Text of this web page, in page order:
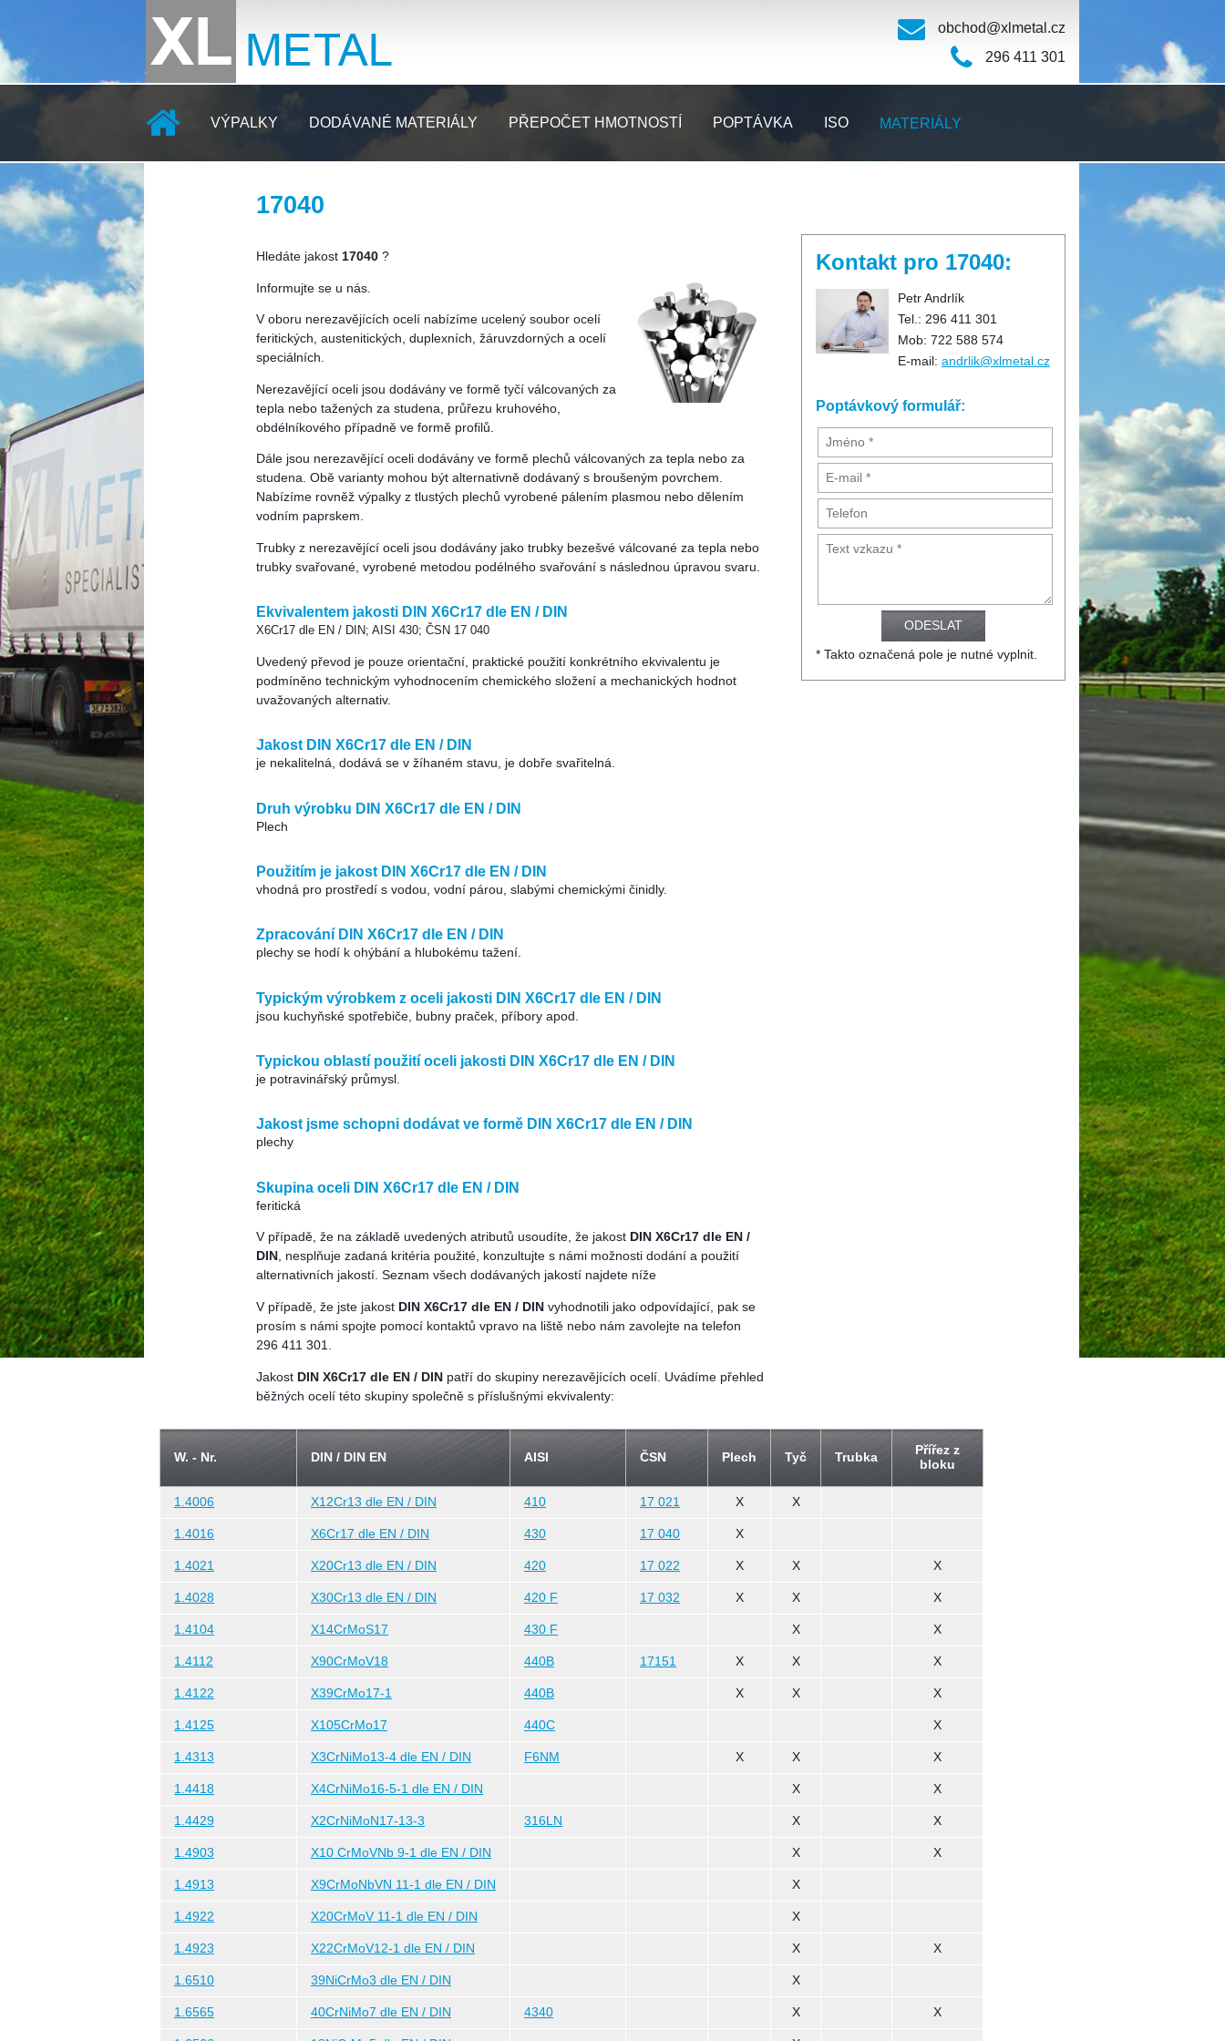
obchod@xlmetal.cz
296 411 301
VÝPALKY DODÁVANÉ MATERIÁLY PŘEPOČET HMOTNOSTÍ POPTÁVKA ISO MATERIÁLY
17040
Hledáte jakost 17040 ?
Informujte se u nás.
V oboru nerezavějících ocelí nabízíme ucelený soubor ocelí
feritických, austenitických, duplexních, žáruvzdorných a ocelí
speciálních.
Nerezavějící oceli jsou dodávány ve formě tyčí válcovaných za
tepla nebo tažených za studena, průřezu kruhového,
obdélníkového případně ve formě profilů.
Dále jsou nerezavějící oceli dodávány ve formě plechů válcovaných za tepla nebo za
studena. Obě varianty mohou být alternativně dodávaný s broušeným povrchem.
Nabízíme rovněž výpalky z tlustých plechů vyrobené pálením plasmou nebo dělením
vodním paprskem.
Trubky z nerezavějící oceli jsou dodávány jako trubky bezešvé válcované za tepla nebo
trubky svařované, vyrobené metodou podélného svařování s následnou úpravou svaru.
Ekvivalentem jakosti DIN X6Cr17 dle EN / DIN
X6Cr17 dle EN / DIN; AISI 430; ČSN 17 040
Uvedený převod je pouze orientační, praktické použití konkrétního ekvivalentu je
podmíněno technickým vyhodnocením chemického složení a mechanických hodnot
uvažovaných alternativ.
Jakost DIN X6Cr17 dle EN / DIN
je nekalitelná, dodává se v žíhaném stavu, je dobře svařitelná.
Druh výrobku DIN X6Cr17 dle EN / DIN
Plech
Použitím je jakost DIN X6Cr17 dle EN / DIN
vhodná pro prostředí s vodou, vodní párou, slabými chemickými činidly.
Zpracování DIN X6Cr17 dle EN / DIN
plechy se hodí k ohýbání a hlubokému tažení.
Typickým výrobkem z oceli jakosti DIN X6Cr17 dle EN / DIN
jsou kuchyňské spotřebiče, bubny praček, příbory apod.
Typickou oblastí použití oceli jakosti DIN X6Cr17 dle EN / DIN
je potravinářský průmysl.
Jakost jsme schopni dodávat ve formě DIN X6Cr17 dle EN / DIN
plechy
Skupina oceli DIN X6Cr17 dle EN / DIN
feritická
V případě, že na základě uvedených atributů usoudíte, že jakost DIN X6Cr17 dle EN /
DIN , nesplňuje zadaná kritéria použité, konzultujte s námi možnosti dodání a použití
alternativních jakostí. Seznam všech dodávaných jakostí najdete níže
V případě, že jste jakost DIN X6Cr17 dle EN / DIN vyhodnotili jako odpovídající, pak se
prosím s námi spojte pomocí kontaktů vpravo na liště nebo nám zavolejte na telefon
296 411 301.
Jakost DIN X6Cr17 dle EN / DIN patří do skupiny nerezavějících ocelí. Uvádíme přehled
běžných ocelí této skupiny společně s příslušnými ekvivalenty:
Kontakt pro 17040:
Petr Andrlík
Tel.: 296 411 301
Mob: 722 588 574
E-mail: andrlik@xlmetal.cz
Poptávkový formulář:
* Takto označená pole je nutné vyplnit.
W. - Nr. DIN / DIN EN AISI ČSN Plech Tyč Trubka
Přířez z
bloku
1.4006 X12Cr13 dle EN / DIN 410 17 021 X X
1.4016 X6Cr17 dle EN / DIN 430 17 040 X
1.4021 X20Cr13 dle EN / DIN 420 17 022 X X X
1.4028 X30Cr13 dle EN / DIN 420 F 17 032 X X X
1.4104 X14CrMoS17 430 F X X
1.4112 X90CrMoV18 440B 17151 X X X
1.4122 X39CrMo17-1 440B X X X
1.4125 X105CrMo17 440C X
1.4313 X3CrNiMo13-4 dle EN / DIN F6NM X X X
1.4418 X4CrNiMo16-5-1 dle EN / DIN X X
1.4429 X2CrNiMoN17-13-3 316LN X X
1.4903 X10 CrMoVNb 9-1 dle EN / DIN X X
1.4913 X9CrMoNbVN 11-1 dle EN / DIN X
1.4922 X20CrMoV 11-1 dle EN / DIN X
1.4923 X22CrMoV12-1 dle EN / DIN X X
1.6510 39NiCrMo3 dle EN / DIN X
1.6565 40CrNiMo7 dle EN / DIN 4340 X X